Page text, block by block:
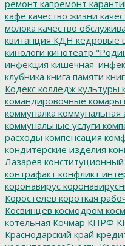
ремонт капремонт
кафе качество жизни
молока качество
квитанция КДН кедровые
кинологи кинотеатр
инфекция
клубника книга памяти
Кодекс колледж культуры
командировочные комары
коммуналка коммунальная
коммунальные услуги
расходы компенсация
кондитерские изделия
Лазарев конституционный
контрафакт конфликт
коронавирус
Коростелев короткая
Косвинцев космодром
котельная Кочмар КПРФ
Краснодарский край